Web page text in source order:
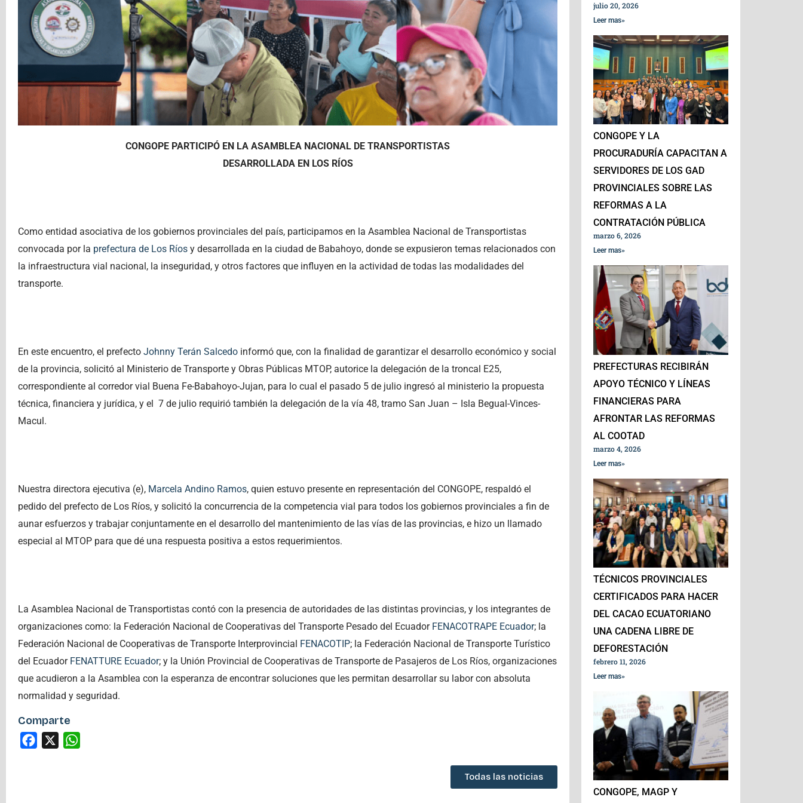
CONGOPE PARTICIPÓ EN LA ASAMBLEA NACIONAL DE TRANSPORTISTAS
DESARROLLADA EN LOS RÍOS
Como entidad asociativa de los gobiernos provinciales del país, participamos en la Asamblea Nacional de Transportistas
convocada por la prefectura de Los Ríos y desarrollada en la ciudad de Babahoyo, donde se expusieron temas relacionados con
la infraestructura vial nacional, la inseguridad, y otros factores que influyen en la actividad de todas las modalidades del
transporte.
En este encuentro, el prefecto Johnny Terán Salcedo informó que, con la finalidad de garantizar el desarrollo económico y social
de la provincia, solicitó al Ministerio de Transporte y Obras Públicas MTOP, autorice la delegación de la troncal E25,
correspondiente al corredor vial Buena Fe-Babahoyo-Jujan, para lo cual el pasado 5 de julio ingresó al ministerio la propuesta
técnica, financiera y jurídica, y el 7 de julio requirió también la delegación de la vía 48, tramo San Juan – Isla Begual-Vinces-
Macul.
Nuestra directora ejecutiva (e), Marcela Andino Ramos, quien estuvo presente en representación del CONGOPE, respaldó el
pedido del prefecto de Los Ríos, y solicitó la concurrencia de la competencia vial para todos los gobiernos provinciales a fin de
aunar esfuerzos y trabajar conjuntamente en el desarrollo del mantenimiento de las vías de las provincias, e hizo un llamado
especial al MTOP para que dé una respuesta positiva a estos requerimientos.
La Asamblea Nacional de Transportistas contó con la presencia de autoridades de las distintas provincias, y los integrantes de
organizaciones como: la Federación Nacional de Cooperativas del Transporte Pesado del Ecuador FENACOTRAPE Ecuador; la
Federación Nacional de Cooperativas de Transporte Interprovincial FENACOTIP; la Federación Nacional de Transporte Turístico
del Ecuador FENATTURE Ecuador; y la Unión Provincial de Cooperativas de Transporte de Pasajeros de Los Ríos, organizaciones
que acudieron a la Asamblea con la esperanza de encontrar soluciones que les permitan desarrollar su labor con absoluta
normalidad y seguridad.
Comparte
Facebook
Todas las noticias
julio 20, 2026
Leer mas»
CONGOPE Y LA
PROCURADURÍA CAPACITAN A
SERVIDORES DE LOS GAD
PROVINCIALES SOBRE LAS
REFORMAS A LA
CONTRATACIÓN PÚBLICA
marzo 6, 2026
Leer mas»
PREFECTURAS RECIBIRÁN
APOYO TÉCNICO Y LÍNEAS
FINANCIERAS PARA
AFRONTAR LAS REFORMAS
AL COOTAD
marzo 4, 2026
Leer mas»
TÉCNICOS PROVINCIALES
CERTIFICADOS PARA HACER
DEL CACAO ECUATORIANO
UNA CADENA LIBRE DE
DEFORESTACIÓN
febrero 11, 2026
Leer mas»
CONGOPE, MAGP Y